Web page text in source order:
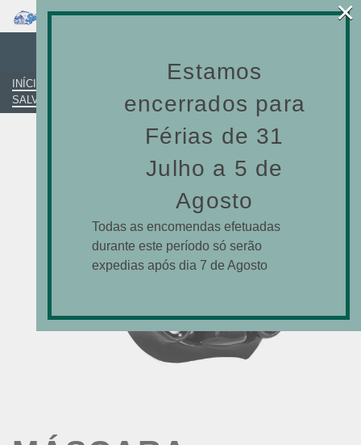
0
SALVIMAR
INÍCIO
SALVIMAR
MÁSCARA SALVIMAR MORPHEUS BLACK ANTIFOG
Estamos
encerrados para
Férias de 31
Julho a 5 de
Agosto
Todas as encomendas efetuadas
durante este período só serão
expedias após dia 7 de Agosto
×